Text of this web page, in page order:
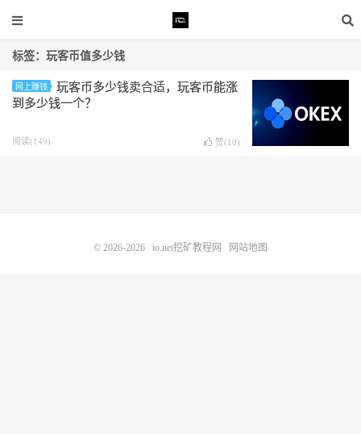
标签：玩客币值多少钱
网上赚钱
玩客币多少钱卖合适，玩客币能涨
到多少钱一个？
阅读(149) 赞(10)
© 2026-2026 io.net挖矿教程网 网站地图